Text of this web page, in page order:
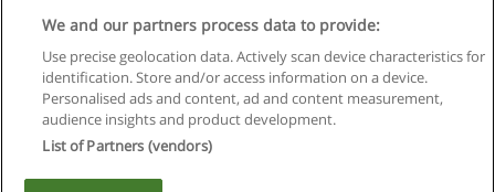
Regras de uso
Privacidade de dados
Entrar em contato com Educaedu
Copyright © Educaedu Business S.L. - CIF : B-95610580: -
We and our partners process data to provide:
Use precise geolocation data. Actively scan device characteristics for
identification. Store and/or access information on a device.
Personalised ads and content, ad and content measurement,
audience insights and product development.
List of Partners (vendors)